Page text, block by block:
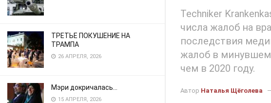
ТРЕТЬЕ ПОКУШЕНИЕ НА
ТРАМПА
26 АПРЕЛЯ, 2026
Мэри докричалась…
15 АПРЕЛЯ, 2026
Techniker
числа жалоб на
последствия
жалоб в минувшем
чем в 2020 году.
Автор Наталья Щёголева